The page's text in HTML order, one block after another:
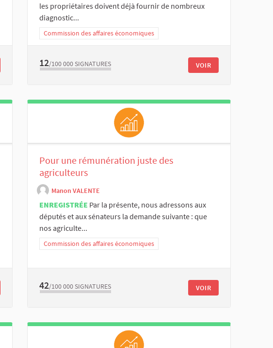
les propriétaires doivent déjà fournir de nombreux
diagnostic...
Commission des affaires économiques
12/100 000 SIGNATURES VOIR
Pour une rémunération juste des
agriculteurs
Manon VALENTE
ENREGISTRÉE Par la présente, nous adressons aux
députés et aux sénateurs la demande suivante : que
nos agriculte...
Commission des affaires économiques
42/100 000 SIGNATURES VOIR